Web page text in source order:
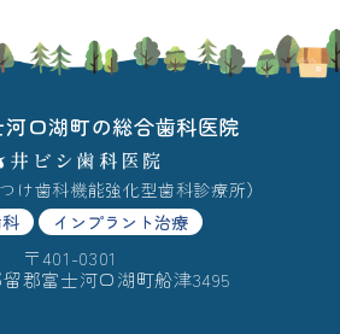
河口湖町の総合歯科医院
け歯科機能強化型歯科診療所）
インプラント治療
〒401-0301
郡富士河口湖町船津3495